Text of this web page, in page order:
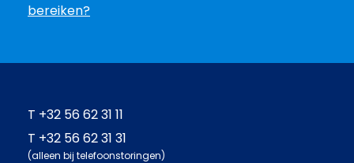
bereiken?
T +32 56 62 31 11
T +32 56 62 31 31
(alleen bij telefoonstoringen)